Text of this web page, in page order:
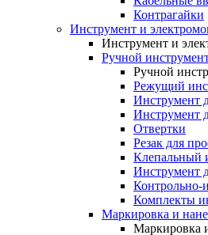
Контрагайки
Инструмент и
Инструмент и
Ручной
Ручной
Режущий
Инструмент
Инструмент
Отвертки
Резак для
Клепальный
Инструмент
Контрольно-
Комплекты
Маркировка и
Маркировка